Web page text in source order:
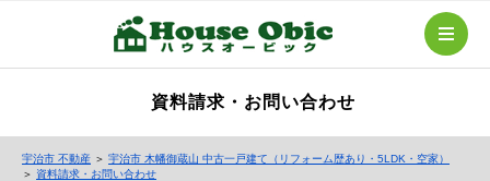
資料請求・お問い合わせ
宇治市 不動産 ＞ 宇治市 木幡御蔵山 中古一戸建て（リフォーム歴あり・5LDK・空家）
＞ 資料請求・お問い合わせ